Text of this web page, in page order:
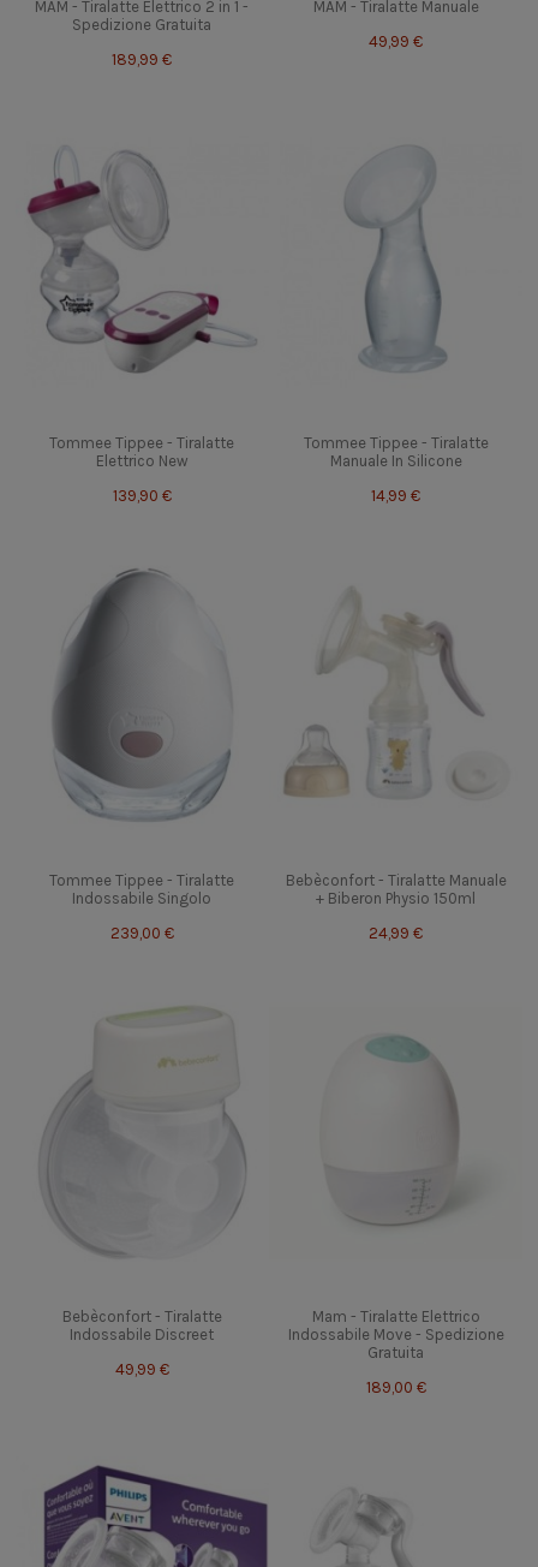
MAM - Tiralatte Elettrico 2 in 1 -
Spedizione Gratuita
189,99 €
MAM - Tiralatte Manuale
49,99 €
Tommee Tippee - Tiralatte
Elettrico New
139,90 €
Tommee Tippee - Tiralatte
Manuale In Silicone
14,99 €
Tommee Tippee - Tiralatte
Indossabile Singolo
239,00 €
Bebèconfort - Tiralatte Manuale
+ Biberon Physio 150ml
24,99 €
Bebèconfort - Tiralatte
Indossabile Discreet
49,99 €
Mam - Tiralatte Elettrico
Indossabile Move - Spedizione
Gratuita
189,00 €